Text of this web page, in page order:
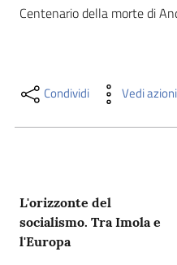
contenuti
online
Casa
Piani
Centenario della morte di
Condividi Vedi azioni
L'orizzonte del
socialismo. Tra Imola e
l'Europa